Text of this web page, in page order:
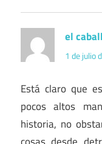
el
1 de julio
Está claro que
pocos altos
historia, no